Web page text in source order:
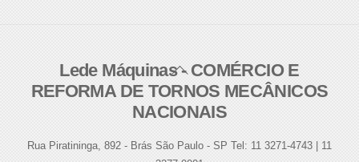
Back
To
Top
Lede Máquinas - COMÉRCIO E
REFORMA DE TORNOS MECÂNICOS
NACIONAIS
Rua Piratininga, 892 - Brás São Paulo - SP Tel: 11 3271-4743 | 11